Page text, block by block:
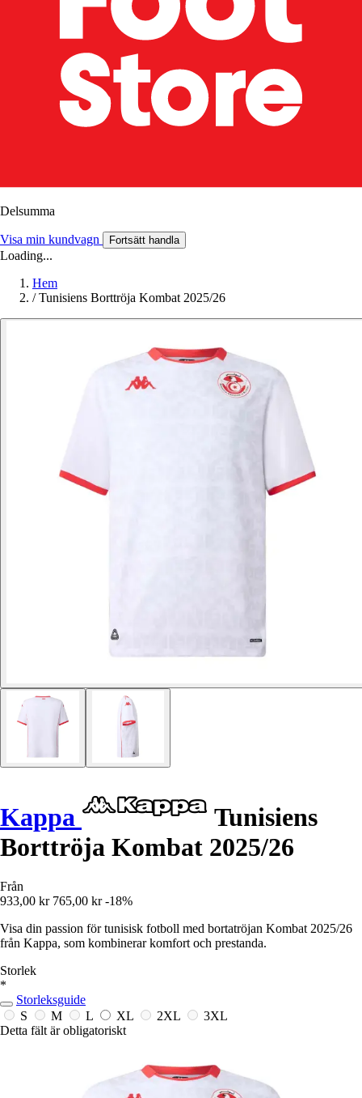
Delsumma
Visa min kundvagn Fortsätt handla
Loading...
Hem
/ Tunisiens Borttröja Kombat 2025/26
Kappa
Tunisiens
Borttröja Kombat 2025/26
Från
933,00 kr 765,00 kr -18%
Visa din passion för tunisisk fotboll med bortatröjan Kombat 2025/26
från Kappa, som kombinerar komfort och prestanda.
Storlek
*
Storleksguide
S
M L XL 2XL
3XL
Detta fält är obligatoriskt